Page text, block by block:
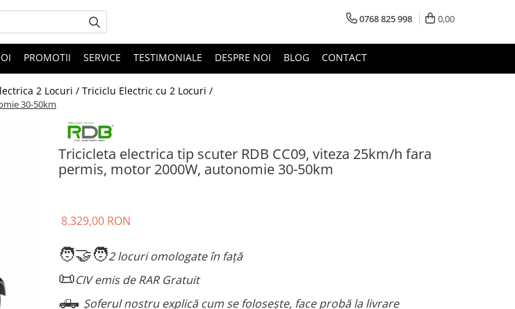
0768 825 998 0,00
PROMOTII SERVICE TESTIMONIALE DESPRE NOI BLOG CONTACT
2 Locuri / Triciclu Electric cu 2 Locuri /
30-50km
Tricicleta electrica tip scuter RDB CC09, viteza 25km/h fara
permis, motor 2000W, autonomie 30-50km
8.329,00 RON
🧑‍🤝‍🧑2 locuri omologate în față
📜CIV emis de RAR Gratuit
🛻 Șoferul nostru explică cum se folosește, face probă la livrare